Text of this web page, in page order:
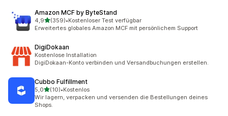
Amazon MCF by ByteStand
4,9von 5 Sternen
(359)
359 Rezensionen insgesamt
•Kostenloser Test verfügbar
Erweitertes globales Amazon MCF mit persönlichem Support
DigiDokaan
Kostenlose Installation
DigiDokaan-Konto verbinden und Versandbuchungen erstellen.
Cubbo Fulfillment
5,0von 5 Sternen
(10)
10 Rezensionen insgesamt
•Kostenlos
Wir lagern, verpacken und versenden die Bestellungen deines
Shops.